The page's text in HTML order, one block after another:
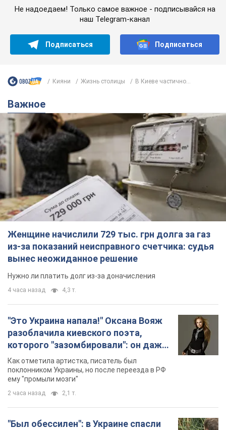
Не надоедаем! Только самое важное - подписывайся на
наш Telegram-канал
Подписаться Подписаться
Кияни Жизнь столицы В Киеве частично...
Важное
Женщине начислили 729 тыс. грн долга за газ
из-за показаний неисправного счетчика: судья
вынес неожиданное решение
Нужно ли платить долг из-за доначисления
4 часа назад 4,3 т.
"Это Украина напала!" Оксана Вояж
разоблачила киевского поэта,
которого "зазомбировали": он даже
русского не знал, а теперь хочет
геноцида украинцев
Как отметила артистка, писатель был
поклонником Украины, но после переезда в РФ
ему "промыли мозги"
2 часа назад 2,1 т.
"Был обессилен": в Украине спасли